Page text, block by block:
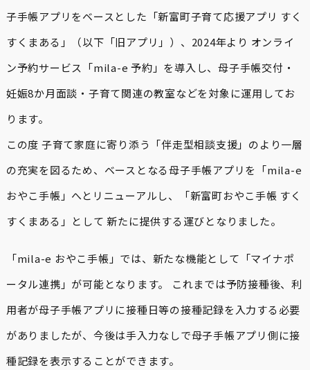
子手帳アプリをベースとした「新富町子育て応援アプリ すく
すくまある」（以下「旧アプリ」）、2024年より オンライ
ン予約サービス「mila-e 予約」を導入し、母子手帳交付・
妊娠8か月面談・子育て関連の教室などを対象に運用してお
ります。
この度 子育て家庭に寄り添う「伴走型相談支援」のより一層
の充実を図るため、ベースとなる母子手帳アプリを「mila-e
おやこ手帳」へとリニューアルし、「新富町おやこ手帳 すく
すくまある」として 新たに提供する運びとなりました。
「mila-e おやこ手帳」では、新たな機能として「マイナポ
ータル連携」が可能となります。 これまでは予防接種後、利
用者が母子手帳アプリに接種日等の接種記録を入力する必要
がありましたが、今後は手入力なしで母子手帳アプリ側に接
種記録を表示することができます。